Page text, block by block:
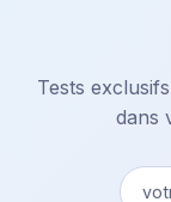
Tests
dans